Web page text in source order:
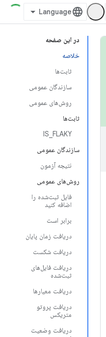
در این صفحه
خلاصه
ثابت‌ها
سازندگان عمومی
روش‌های عمومی
ثابت‌ها
IS_FLAKY
سازندگان عمومی
نتیجه آزمون
روش‌های عمومی
فایل ثبت‌شده را
اضافه کنید
برابر است
دریافت زمان پایان
دریافت شکست
دریافت فایل‌های
ثبت‌شده
دریافت معیارها
دریافت پروتو
متریکس
دریافت وضعیت